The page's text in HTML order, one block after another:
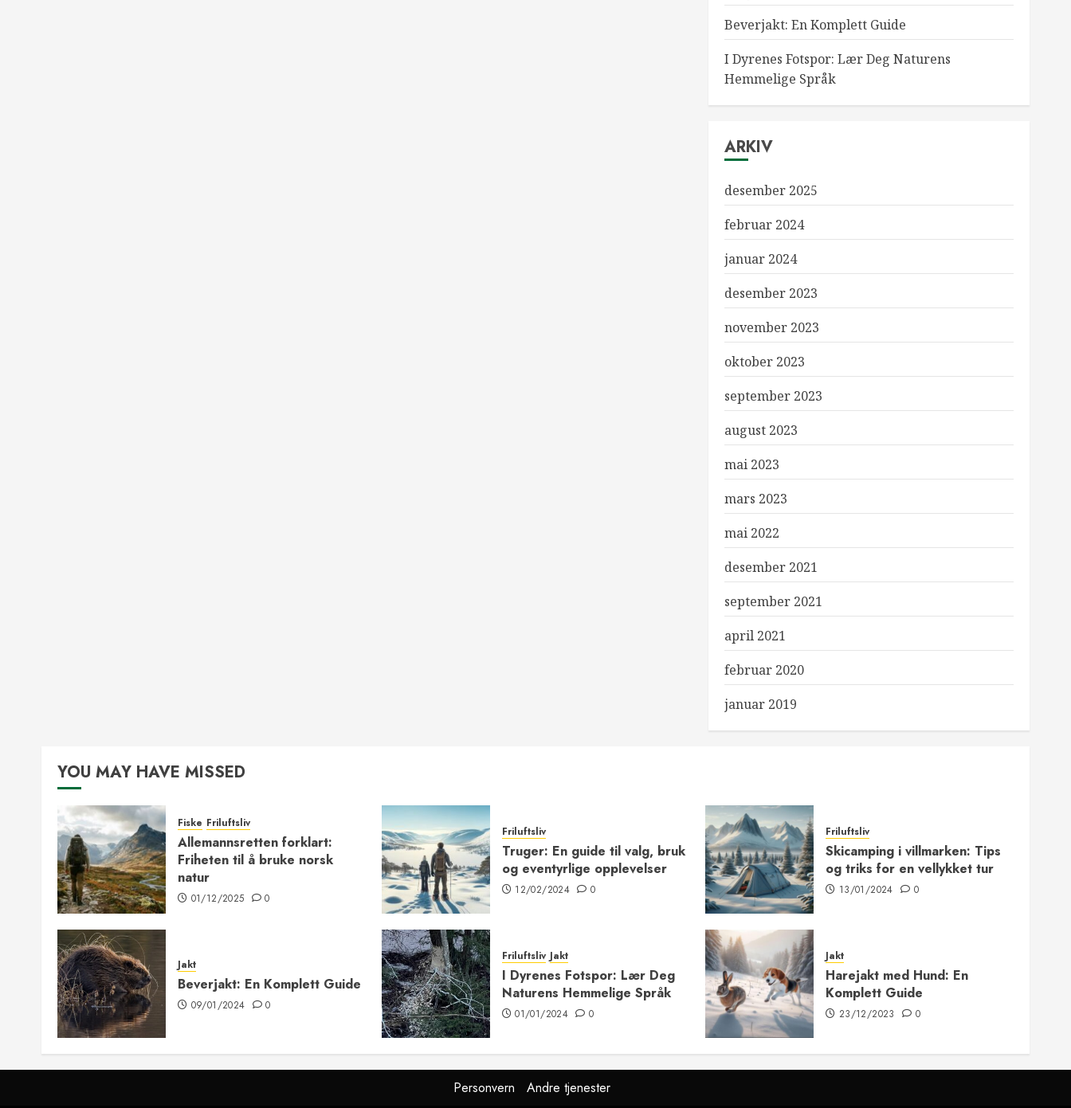
Beverjakt: En Komplett Guide
I Dyrenes Fotspor: Lær Deg Naturens
Hemmelige Språk
ARKIV
desember 2025
februar 2024
januar 2024
desember 2023
november 2023
oktober 2023
september 2023
august 2023
mai 2023
mars 2023
mai 2022
desember 2021
september 2021
april 2021
februar 2020
januar 2019
YOU MAY HAVE MISSED
Fiske Friluftsliv
Allemannsretten forklart:
Friheten til å bruke norsk
natur
01/12/2025 0
Friluftsliv
Truger: En guide til valg, bruk
og eventyrlige opplevelser
12/02/2024 0
Friluftsliv
Skicamping i villmarken: Tips
og triks for en vellykket tur
13/01/2024 0
Jakt
Beverjakt: En Komplett Guide
09/01/2024 0
Friluftsliv Jakt
I Dyrenes Fotspor: Lær Deg
Naturens Hemmelige Språk
01/01/2024 0
Jakt
Harejakt med Hund: En
Komplett Guide
23/12/2023 0
Personvern Andre tjenester